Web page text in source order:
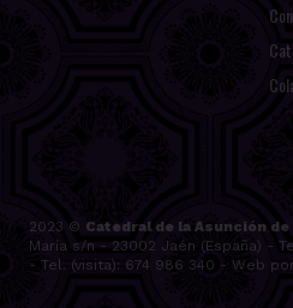
2023 © Catedral de la Asunción de
María s/n - 23002 Jaén (España) -
- Tel. (visita): 674 986 340 - Web